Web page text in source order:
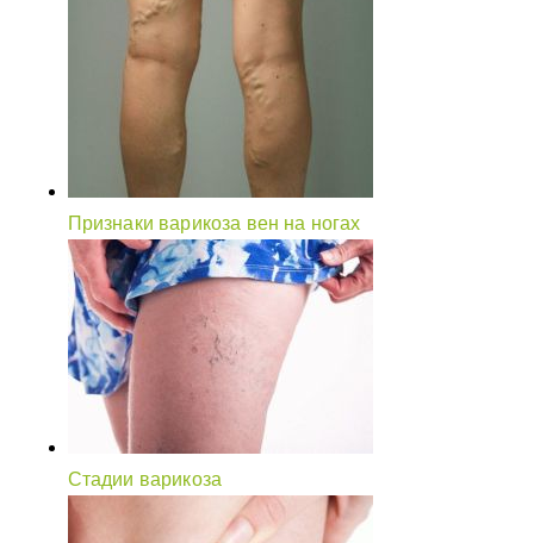
Признаки варикоза вен на ногах
Стадии варикоза